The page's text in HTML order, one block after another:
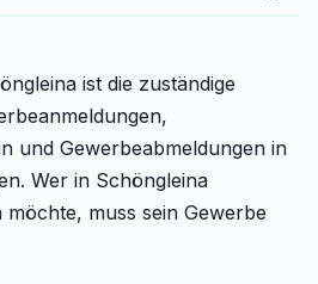
ist die zuständige
und Gewerbeabmeldungen in
Wer in Schöngleina
möchte, muss sein Gewerbe